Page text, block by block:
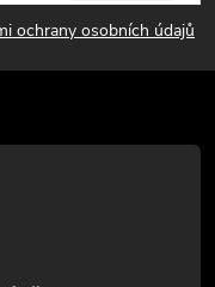
ochrany osobních údajů